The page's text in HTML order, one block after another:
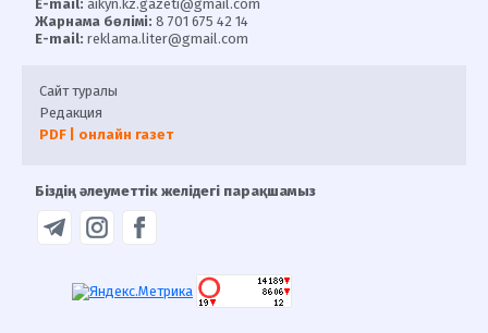
E-mail: aikyn.kz.gazeti@gmail.com
Жарнама бөлімі: 8 701 675 42 14
E-mail: reklama.liter@gmail.com
Сайт туралы
Редакция
PDF | онлайн газет
Біздің әлеуметтік желідегі парақшамыз